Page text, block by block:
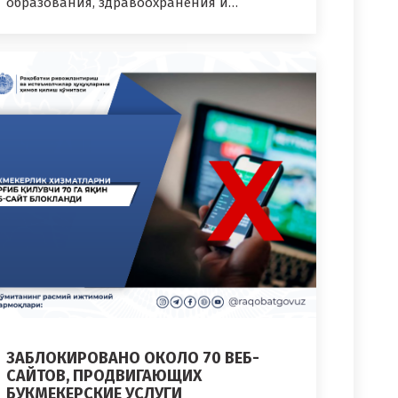
ЗАБЛОКИРОВАНО ОКОЛО 70 ВЕБ-
САЙТОВ, ПРОДВИГАЮЩИХ
БУКМЕКЕРСКИЕ УСЛУГИ